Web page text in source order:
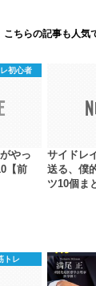
こちらの記事も人気
初心者
やっ
【前
サイドレ
送る、僕
ツ10個ま
トレ